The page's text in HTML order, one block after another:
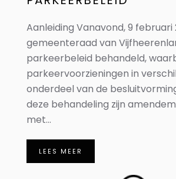
Aanleiding Vanavond, 9 februari
gemeenteraad van
parkeerbeleid behandeld,
parkeervoorzieningen in
onderdeel van de
deze behandeling zijn
met...
LEES MEER